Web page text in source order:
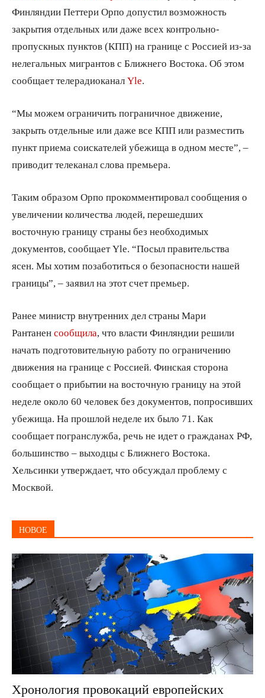
Финляндии Петтери Орпо допустил возможность
закрытия отдельных или даже всех контрольно-
пропускных пунктов (КПП) на границе с Россией из-за
нелегальных мигрантов с Ближнего Востока. Об этом
сообщает телерадиоканал Yle
“Мы можем ограничить пограничное движение,
закрыть отдельные или даже все КПП или разместить
пункт приема соискателей убежища в одном месте”, –
приводит телеканал слова премьера.
Таким образом Орпо прокомментировал сообщения о
увеличении количества людей, перешедших
восточную границу страны без необходимых
документов, сообщает Yle. “Посыл правительства
ясен. Мы хотим позаботиться о безопасности нашей
границы”, – заявил на этот счет премьер.
Ранее министр внутренних дел страны Мари
Рантанен сообщила , что власти Финляндии решили
начать подготовительную работу по ограничению
движения на границе с Россией. Финская сторона
сообщает о прибытии на восточную границу на этой
неделе около 60 человек без документов, попросивших
убежища. На прошлой неделе их было 71. Как
сообщает погранслужба, речь не идет о гражданах РФ,
большинство – выходцы с Ближнего Востока.
Хельсинки утверждает, что обсуждал проблему с
Москвой.
НОВОЕ
Хронология провокаций европейских